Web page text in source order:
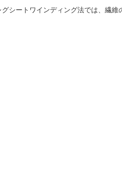
グシートワインディング法では、繊